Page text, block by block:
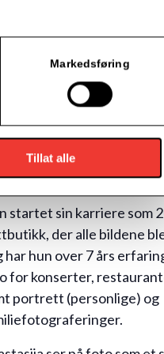
Markedsføring
Tillat alle
ledes av Anastasiia
startet sin karriere som
der alle bildene
har hun over 7 års
for konserter,
portrett (personlige) og